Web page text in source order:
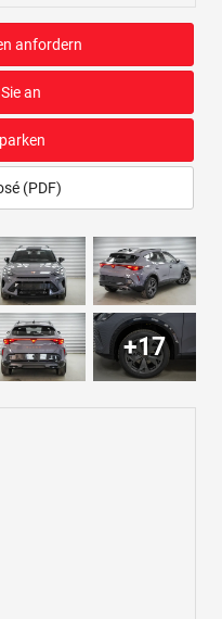
anfordern
an
(PDF)
+17